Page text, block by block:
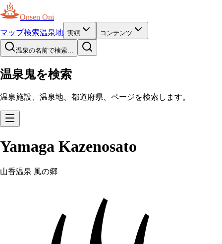
Onsen Oni
マップ検索温泉地 実績 コンテンツ
温泉の名前で検索...
温泉鬼を検索
温泉施設、温泉地、都道府県、ページを検索します。
Yamaga Kazenosato
山香温泉 風の郷